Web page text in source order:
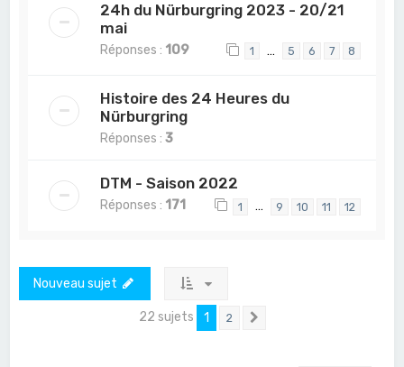
24h du Nürburgring 2023 - 20/21
mai
Réponses : 109 1 … 5 6 7 8
Histoire des 24 Heures du
Nürburgring
Réponses :3
DTM - Saison 2022
Réponses : 171 1 … 9 10 11 12
Nouveau sujet
22 sujets 1 2